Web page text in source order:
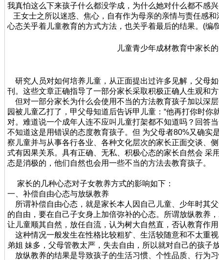
我真怕这么下来孩子什么都没学成，为什么她对什么都不感兴
王女士之所以迷惑、焦心，自有作为母亲的亲情与责任感
心态关乎着儿童教育的方式方法，也关乎着最后的结果。(编/
儿童青少年成材教育中家长
研究人员对如何培养儿童，从正面提出过许多见解，父母
刊。这些文章正确指导了一部分家长采取积极正确人生观和
但对一部分家长为什么会使用不当的方法教育孩子加以深
园被儿童乙打了，甲父母知道后告诉甲儿童：“他再打你时你
对。难道说一个成年人连不应叫儿童打架都不知道吗？回答
不知道这是用错误的态度教育孩子。但 为父母者80%又确实
察儿童并与从事各行各业、各种文化层次的家长正面交谈、
式有因果关系。具有正确、无私、积极心态的家长自然会 采
态是消极的，他们自然也会用一些不当的方法去教育孩子。
家长的几种心态对子女教养方式的影响如下：
一、补偿自由心态与放纵教养
所谓补偿自由心态，就是家长本人因自己儿童、少年时其
的自由，要在自己子女身上加倍弥补的心态。所谓放纵教养
让儿童顺其自然，放任自流，认为树大自然直，否认教育作
这种情况一般发生在性格比较粗犷、生活较随意和不太重
弟姐 妹多，父母管教太严，失去自由，所以就对自己的孩子
放纵教养的结果是导致孩子的生活习惯、个性品质、行为